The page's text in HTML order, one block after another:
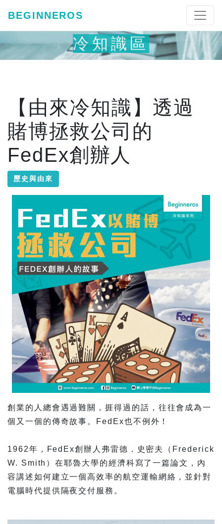
BEGINNEROS
冷知識區
【由來冷知識】透過
賭博拯救公司的
FedEx創辦人
歷史與由來
創業的人總會遇過難關，捱得過的話，往往會成為一
個又一個的傳奇故事。FedEx也不例外！
1962年，FedEx創辦人弗雷德．史密夫（Frederick
W. Smith）在耶魯大學的經濟科寫了一篇論文，內
容講述如何建立一個高效率的航空運輸網絡，並針對
電腦時代提供隔夜交付服務。